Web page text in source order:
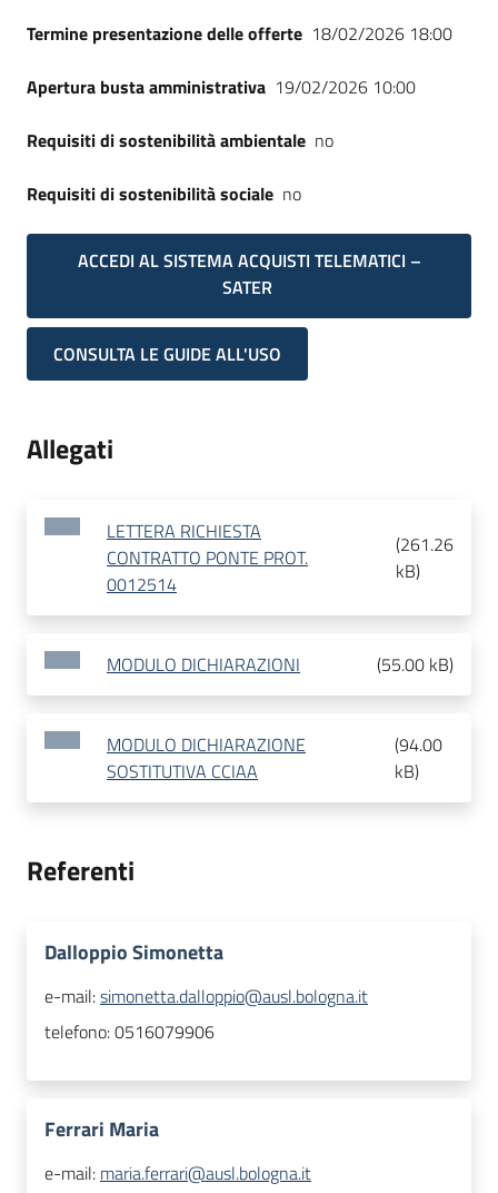
Termine presentazione delle offerte 18/02/2026 18:00
Apertura busta amministrativa 19/02/2026 10:00
Requisiti di sostenibilità ambientale no
Requisiti di sostenibilità sociale no
ACCEDI AL SISTEMA ACQUISTI TELEMATICI –
SATER
CONSULTA LE GUIDE ALL'USO
Allegati
LETTERA RICHIESTA
CONTRATTO PONTE PROT.
0012514
(261.26
kB)
MODULO DICHIARAZIONI (55.00 kB)
MODULO DICHIARAZIONE
SOSTITUTIVA CCIAA
(94.00
kB)
Referenti
Dalloppio Simonetta
e-mail:simonetta.dalloppio@ausl.bologna.it
telefono:0516079906
Ferrari Maria
e-mail: maria.ferrari@ausl.bologna.it